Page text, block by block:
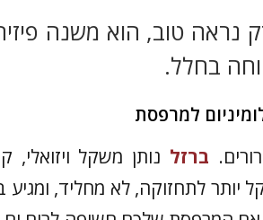
נראה טוב, הוא משנה
בחלל.
למרפסת
ברזל נותן משקל ויזואלי,
יותר לתחזוקה, לא מחליד,